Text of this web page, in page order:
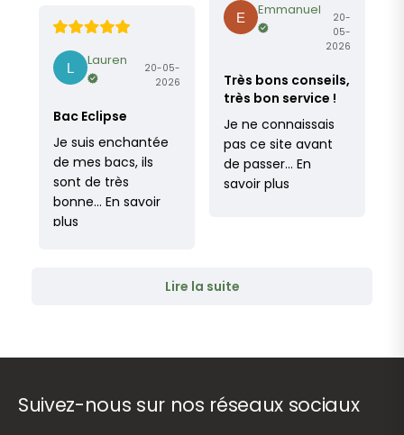
Emmanuel
20-
05-
2026
Très bons conseils,
très bon service !
Je ne connaissais
pas ce site avant
de passer… En
savoir plus
Lauren
20-05-
2026
Bac Eclipse
Je suis enchantée
de mes bacs, ils
sont de très
bonne… En savoir
plus
Lire la suite
Suivez-nous sur nos réseaux sociaux